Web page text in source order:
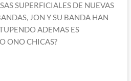
SUPERFICIALES DE NUEVAS
JON Y SU BANDA HAN
ADEMAS ES
ONO CHICAS?